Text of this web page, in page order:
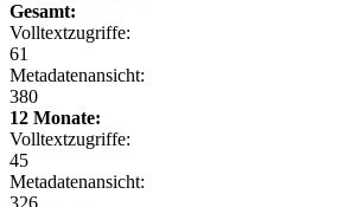
Gesamt:
Volltextzugriffe:
61
Metadatenansicht:
380
12 Monate:
Volltextzugriffe:
45
Metadatenansicht: